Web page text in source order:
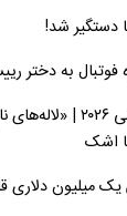
دستگیر شد!
به دختر
هلند در آستانه جام
اشک
یک میلیون دلاری